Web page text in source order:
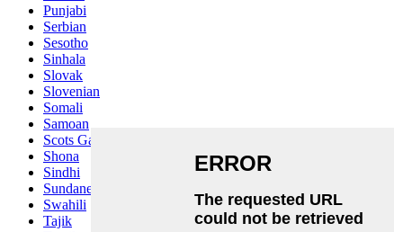
Punjabi
Serbian
Sesotho
Sinhala
Slovak
Slovenian
Somali
Samoan
Scots Gaelic
Shona
Sindhi
Sundanese
Swahili
Tajik